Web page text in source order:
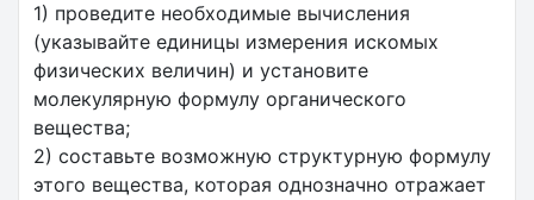
1) проведите необходимые вычисления
(указывайте единицы измерения искомых
физических величин) и установите
молекулярную формулу органического
вещества;
2) составьте возможную структурную формулу
этого вещества, которая однозначно отражает